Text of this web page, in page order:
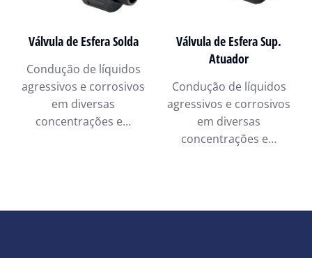
Válvula de Esfera Solda
Condução de líquidos
agressivos e corrosivos
em diversas
concentrações e…
Válvula de Esfera Sup.
Atuador
Condução de líquidos
agressivos e corrosivos
em diversas
concentrações e…